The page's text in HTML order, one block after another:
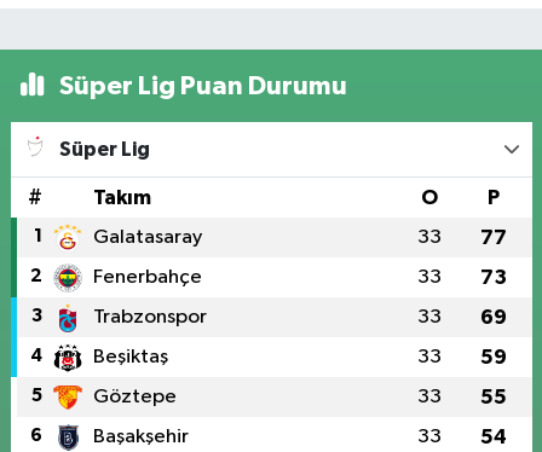
Süper Lig Puan Durumu
Süper Lig
# Takım O P
1 Galatasaray 33 77
2 Fenerbahçe 33 73
3 Trabzonspor 33 69
4 Beşiktaş 33 59
5 Göztepe 33 55
6 Başakşehir 33 54